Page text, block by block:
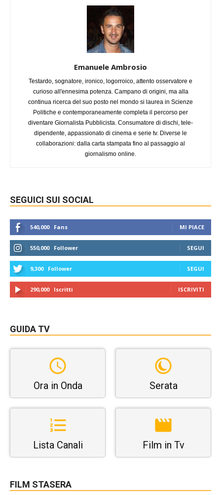
Emanuele Ambrosio
Testardo, sognatore, ironico, logorroico, attento osservatore e
curioso all'ennesima potenza. Campano di origini, ma alla
continua ricerca del suo posto nel mondo si laurea in Scienze
Politiche e contemporaneamente completa il percorso per
diventare Giornalista Pubblicista. Consumatore di dischi, tele-
dipendente, appassionato di cinema e serie tv. Diverse le
collaborazioni: dalla carta stampata fino al passaggio al
giornalismo online.
SEGUICI SUI SOCIAL
540,000 Fans MI PIACE
550,000 Follower SEGUI
9,300 Follower SEGUI
290,000 Iscritti ISCRIVITI
GUIDA TV
Ora in Onda Serata
Lista Canali Film in Tv
FILM STASERA